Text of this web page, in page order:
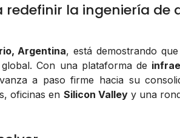
la ingeniería de
Argentina, está demostrando
Con una plataforma de
a paso firme hacia su
oficinas en Silicon Valleyy una